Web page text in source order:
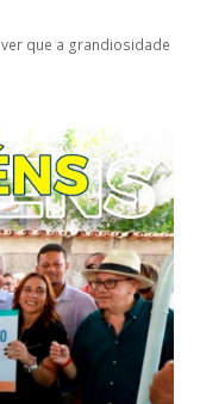
que a grandiosidade